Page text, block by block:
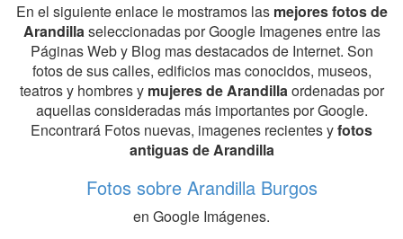
En el siguiente enlace le mostramos las mejores fotos de
Arandillaseleccionadas por Google Imagenes entre las
Páginas Web y Blog mas destacados de Internet. Son
fotos de sus calles, edificios mas conocidos, museos,
teatros y hombres y mujeres de Arandillaordenadas por
aquellas consideradas más importantes por Google.
Encontrará Fotos nuevas, imagenes recientes yfotos
antiguas de Arandilla
Fotos sobre Arandilla Burgos
en Google Imágenes.